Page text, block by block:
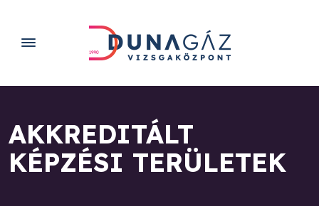
AKKREDITÁLT
KÉPZÉSI TERÜLETEK